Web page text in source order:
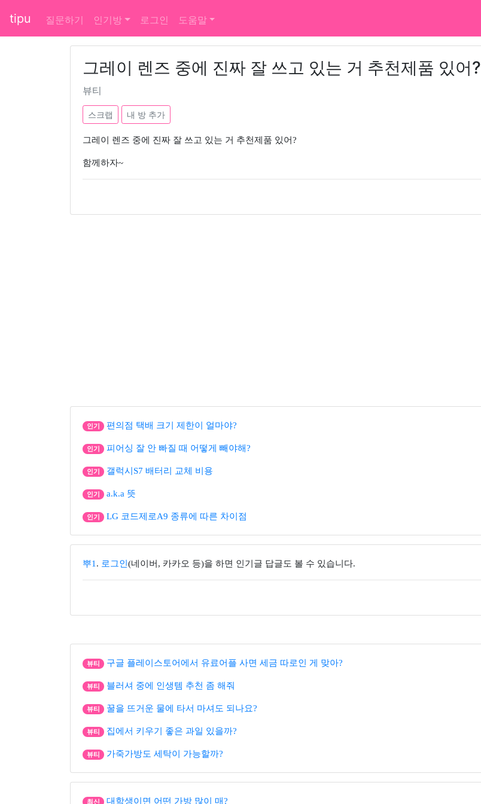
tipu 질문하기 인기방 로그인 도움말
그레이 렌즈 중에 진짜 잘 쓰고 있는 거 추천제품 있어?
뷰티
스크랩 내 방 추가
그레이 렌즈 중에 진짜 잘 쓰고 있는 거 추천제품 있어?
함께하자~
인기 편의점 택배 크기 제한이 얼마야?
인기 피어싱 잘 안 빠질 때 어떻게 빼야해?
인기 갤럭시S7 배터리 교체 비용
인기 a.k.a 뜻
인기 LG 코드제로A9 종류에 따른 차이점
뿌1 . 로그인 (네이버, 카카오 등)을 하면 인기글 답글도 볼 수 있습니다.
뷰티 구글 플레이스토어에서 유료어플 사면 세금 따로인 게 맞아?
뷰티 블러셔 중에 인생템 추천 좀 해줘
뷰티 꿀을 뜨거운 물에 타서 마셔도 되나요?
뷰티 집에서 키우기 좋은 과일 있을까?
뷰티 가죽가방도 세탁이 가능할까?
최신 대학생이면 어떤 가방 많이 매?